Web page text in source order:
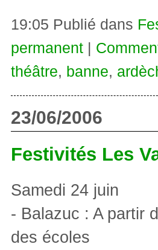
19:05 Publié dans
permanent |
théâtre, banne,
23/06/2006
Festivités Les
Samedi 24 juin
- Balazuc : A partir
des écoles